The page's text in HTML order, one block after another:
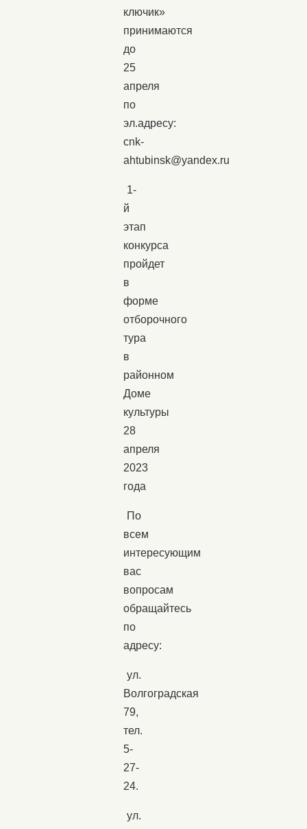
ключик»
принимаются
до
25
апреля
по
эл.адресу:
cnk-
ahtubinsk@yandex.ru
1-
й
этап
конкурса
пройдет
в
форме
отборочного
тура
в
районном
Доме
культуры
28
апреля
2023
года
По
всем
интересующим
вас
вопросам
обращайтесь
по
адресу:
ул.
Волгоградская
79,
тел.
5-
27-
24.
ул.